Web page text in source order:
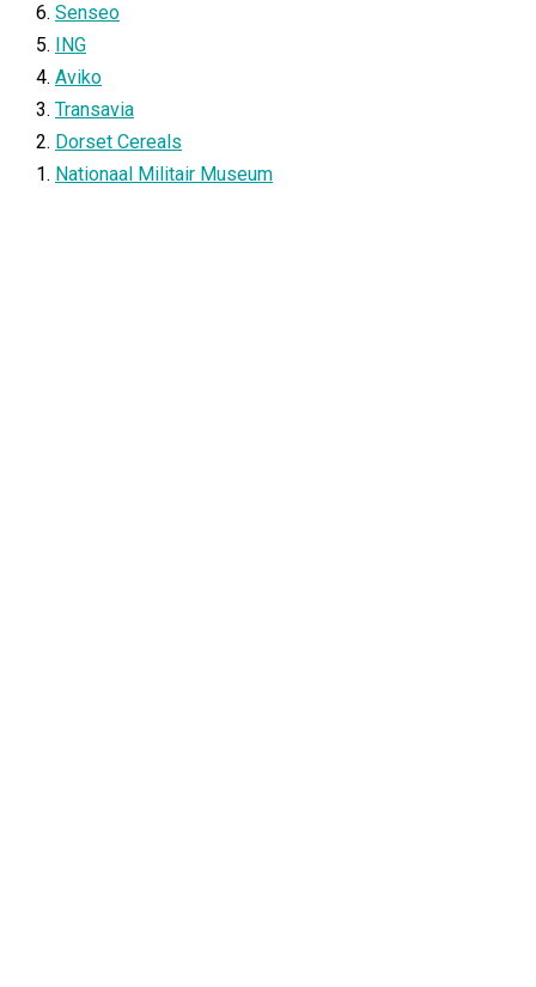
6. Senseo
5. ING
4. Aviko
3. Transavia
2. Dorset Cereals
1. Nationaal Militair Museum